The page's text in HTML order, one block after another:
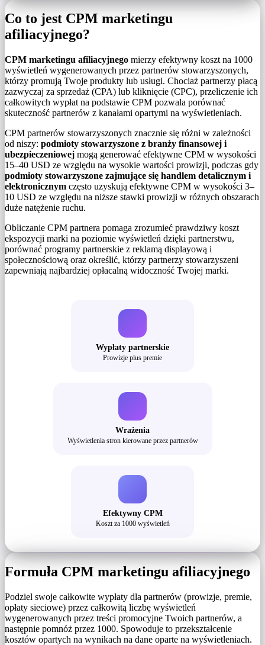
Koszt za 1000 wyświetleń (CPM)
Liczba wyświetleń
Co to jest CPM marketingu
afiliacyjnego?
CPM marketingu afiliacyjnego mierzy efektywny koszt na 1000
wyświetleń wygenerowanych przez partnerów stowarzyszonych,
którzy promują Twoje produkty lub usługi. Chociaż partnerzy płacą
zazwyczaj za sprzedaż (CPA) lub kliknięcie (CPC), przeliczenie ich
całkowitych wypłat na podstawie CPM pozwala porównać
skuteczność partnerów z kanałami opartymi na wyświetleniach.
CPM partnerów stowarzyszonych znacznie się różni w zależności
od niszy: podmioty stowarzyszone z branży finansowej i
ubezpieczeniowej mogą generować efektywne CPM w wysokości
15–40 USD ze względu na wysokie wartości prowizji, podczas gdy
podmioty stowarzyszone zajmujące się handlem detalicznym i
elektronicznym często uzyskują efektywne CPM w wysokości 3–
10 USD ze względu na niższe stawki prowizji w różnych obszarach
duże natężenie ruchu.
Obliczanie CPM partnera pomaga zrozumieć prawdziwy koszt
ekspozycji marki na poziomie wyświetleń dzięki partnerstwu,
porównać programy partnerskie z reklamą displayową i
społecznościową oraz określić, którzy partnerzy stowarzyszeni
zapewniają najbardziej opłacalną widoczność Twojej marki.
Wypłaty partnerskie
Prowizje plus premie
Wrażenia
Wyświetlenia stron kierowane przez partnerów
Efektywny CPM
Koszt za 1000 wyświetleń
Formuła CPM marketingu afiliacyjnego
Podziel swoje całkowite wypłaty dla partnerów (prowizje, premie,
opłaty sieciowe) przez całkowitą liczbę wyświetleń
wygenerowanych przez treści promocyjne Twoich partnerów, a
następnie pomnóż przez 1000. Spowoduje to przekształcenie
kosztów opartych na wynikach na dane oparte na wyświetleniach.